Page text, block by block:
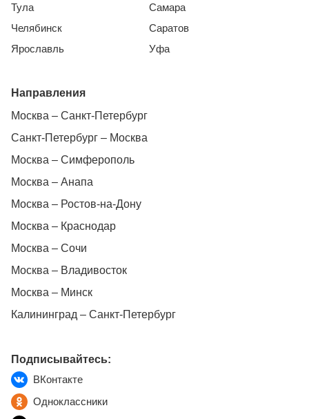
Тула
Челябинск
Ярославль
Самара
Саратов
Уфа
Направления
Москва – Санкт-Петербург
Санкт-Петербург – Москва
Москва – Симферополь
Москва – Анапа
Москва – Ростов-на-Дону
Москва – Краснодар
Москва – Сочи
Москва – Владивосток
Москва – Минск
Калининград – Санкт-Петербург
Подписывайтесь:
ВКонтакте
Одноклассники